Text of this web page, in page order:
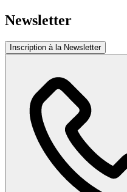
Newsletter
Inscription à la Newsletter